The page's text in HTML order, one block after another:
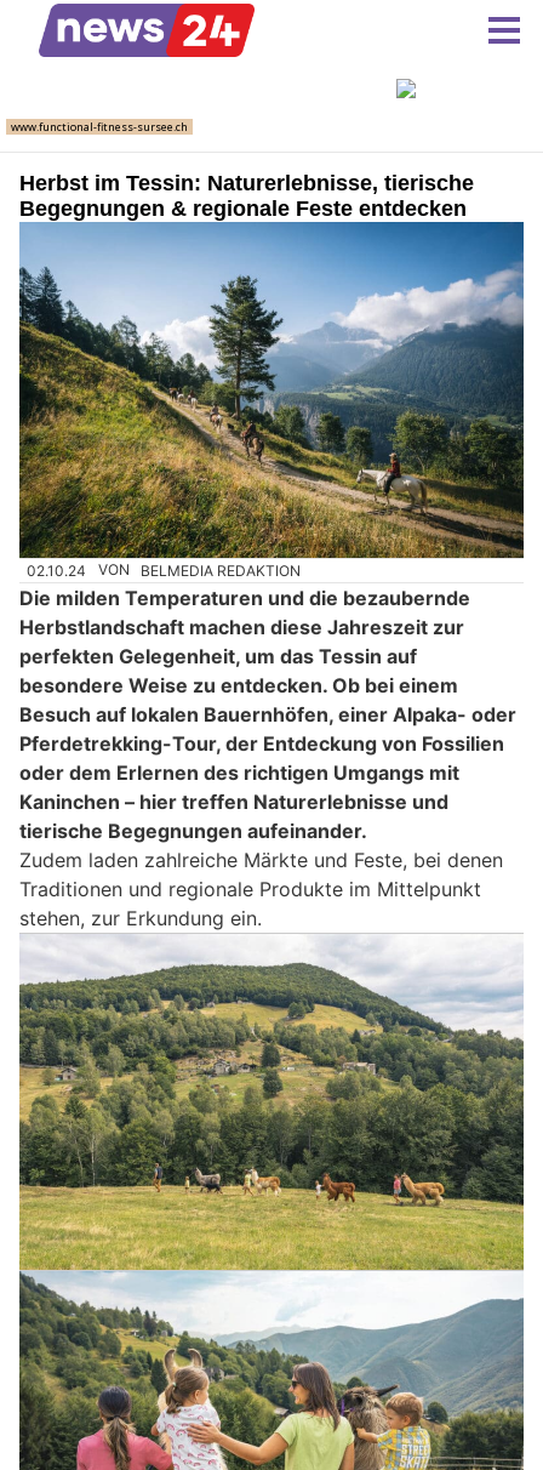
Herbst im Tessin: Naturerlebnisse, tierische
Begegnungen & regionale Feste entdecken
02.10.24 VON BELMEDIA REDAKTION
Die milden Temperaturen und die bezaubernde
Herbstlandschaft machen diese Jahreszeit zur
perfekten Gelegenheit, um das Tessin auf
besondere Weise zu entdecken. Ob bei einem
Besuch auf lokalen Bauernhöfen, einer Alpaka- oder
Pferdetrekking-Tour, der Entdeckung von Fossilien
oder dem Erlernen des richtigen Umgangs mit
Kaninchen – hier treffen Naturerlebnisse und
tierische Begegnungen aufeinander.
Zudem laden zahlreiche Märkte und Feste, bei denen
Traditionen und regionale Produkte im Mittelpunkt
stehen, zur Erkundung ein.